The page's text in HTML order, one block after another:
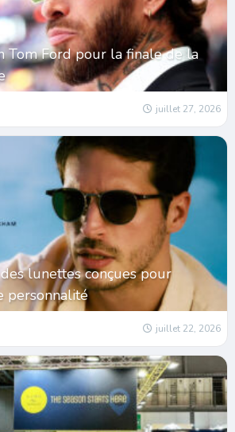
Tom Ford pour la finale de la
juillet 27, 2026
lunettes conçues pour
personnalité
juillet 22, 2026